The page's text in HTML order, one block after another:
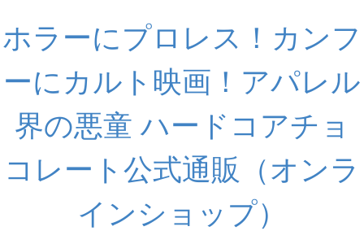
ホラーにプロレス！カンフ
ーにカルト映画！アパレル
界の悪童 ハードコアチョ
コレート公式通販（オンラ
インショップ）